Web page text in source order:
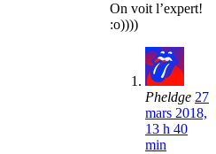
On voit l’expert!
:o))))
Pheldge 27
mars 2018,
13 h 40
min